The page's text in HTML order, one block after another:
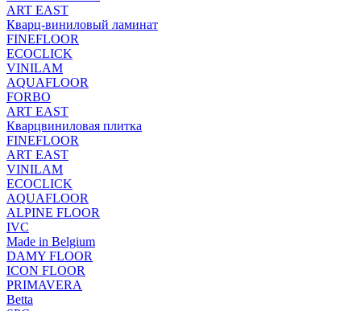
ART EAST
Кварц-виниловый ламинат
FINEFLOOR
ECOCLICK
VINILAM
AQUAFLOOR
FORBO
ART EAST
Кварцвиниловая плитка
FINEFLOOR
ART EAST
VINILAM
ECOCLICK
AQUAFLOOR
ALPINE FLOOR
IVC
Made in Belgium
DAMY FLOOR
ICON FLOOR
PRIMAVERA
Betta